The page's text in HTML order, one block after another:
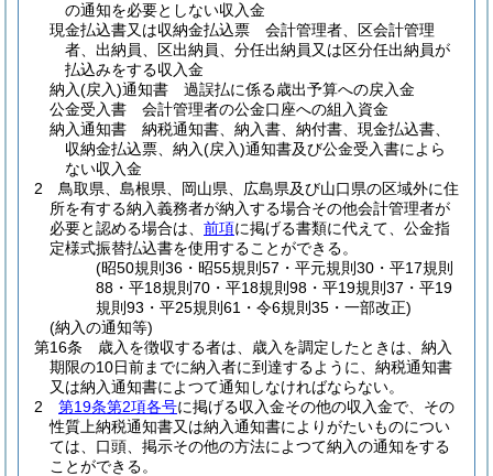
の通知を必要としない収入金
現金払込書又は収納金払込票 会計管理者、区会計管理
者、出納員、区出納員、分任出納員又は区分任出納員が
払込みをする収入金
納入(戻入)通知書 過誤払に係る歳出予算への戻入金
公金受入書 会計管理者の公金口座への組入資金
納入通知書 納税通知書、納入書、納付書、現金払込書、
収納金払込票、納入(戻入)通知書及び公金受入書によら
ない収入金
2
鳥取県、島根県、岡山県、広島県及び山口県の区域外に住
所を有する納入義務者が納入する場合その他会計管理者が
必要と認める場合は、 前項に掲げる書類に代えて、公金指
定様式振替払込書を使用することができる。
(昭50規則36・昭55規則57・平元規則30・平17規則
88・平18規則70・平18規則98・平19規則37・平19
規則93・平25規則61・令6規則35・一部改正)
(納入の通知等)
第16条
歳入を徴収する者は、歳入を調定したときは、納入
期限の10日前までに納入者に到達するように、納税通知書
又は納入通知書によつて通知しなければならない。
2
第19条第2項各号に掲げる収入金その他の収入金で、その
性質上納税通知書又は納入通知書によりがたいものについ
ては、口頭、掲示その他の方法によつて納入の通知をする
ことができる。